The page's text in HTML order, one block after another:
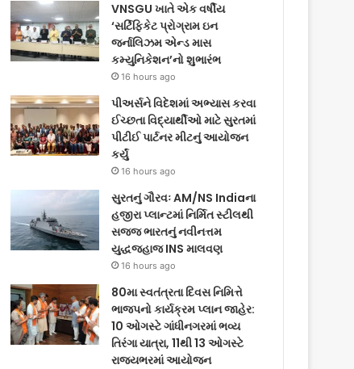
VNSGU ખાતે એક વર્ષીય
‘સર્ટિફિકેટ પ્રોગ્રામ ઇન
જર્નાલિઝમ એન્ડ માસ
કમ્યુનિકેશન’નો શુભારંભ
16 hours ago
પીઅર્સને વિદેશમાં અભ્યાસ કરવા
ઈચ્છતા વિદ્યાર્થીઓ માટે સુરતમાં
પીટીઈ પાર્ટનર મીટનું આયોજન
કર્યું
16 hours ago
સુરતનું ગૌરવઃ AM/NS Indiaના
હજીરા પ્લાન્ટમાં નિર્મિત સ્ટીલથી
સજ્જ ભારતનું નવીનત્તમ
યુદ્ધજહાજ INS માલવણ
16 hours ago
80મા સ્વતંત્રતા દિવસ નિમિત્તે
ભાજપનો કાર્યક્રમ પ્લાન જાહેર:
10 ઓગસ્ટે ગાંધીનગરમાં ભવ્ય
તિરંગા યાત્રા, 11થી 13 ઓગસ્ટે
રાજ્યભરમાં આયોજન